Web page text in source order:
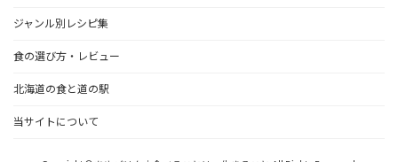
ジャンル別レシピ集
食の選び方・レビュー
北海道の食と道の駅
当サイトについて